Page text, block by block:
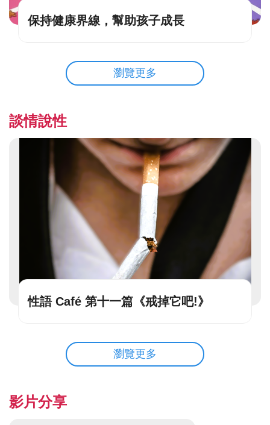
保持健康界線，幫助孩子成長
瀏覽更多
談情說性
性語 Café 第十一篇《戒掉它吧!》
瀏覽更多
影片分享